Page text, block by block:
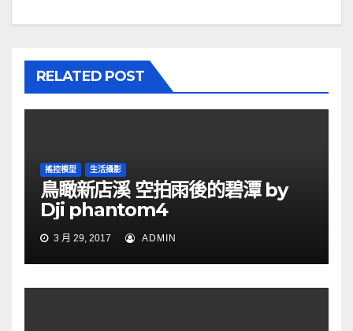
RELATED POST
搖控模型 生活攝影
鳥瞰新店溪 空拍雨後的碧潭 by
Dji phantom4
3 月 29, 2017 ADMIN